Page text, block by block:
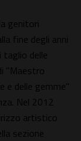
genitori
fine degli anni
taglio delle
"Maestro
e delle gemme"
Nel 2012
artistico
sezione